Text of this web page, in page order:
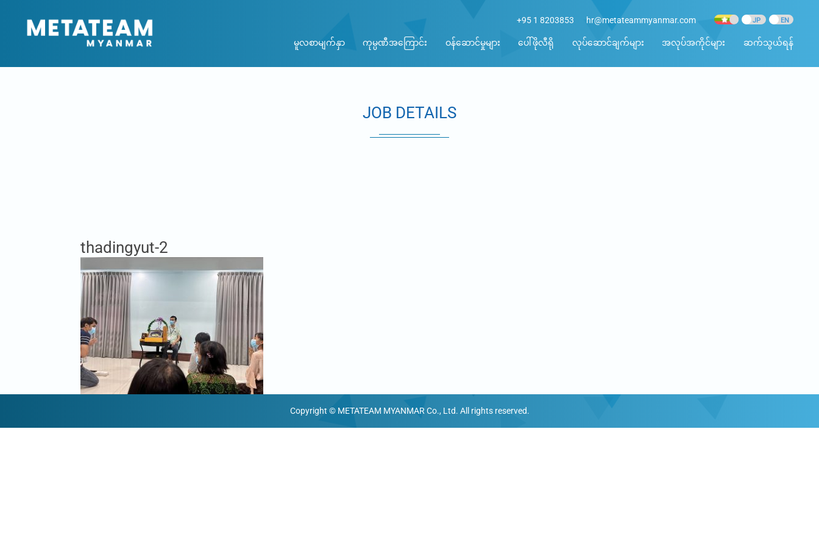
+95 1 8203853 hr@metateammyanmar.com
မူလစာမျက်နှာ ကုမ္ပဏီအကြောင်း ဝန်ဆောင်မှုများ ပေါ်ဖိုလီရို လုပ်ဆောင်ချက်များ အလုပ်အကိုင်များ ဆက်သွယ်ရန်
JOB DETAILS
thadingyut-2
Copyright © METATEAM MYANMAR Co., Ltd. All rights reserved.